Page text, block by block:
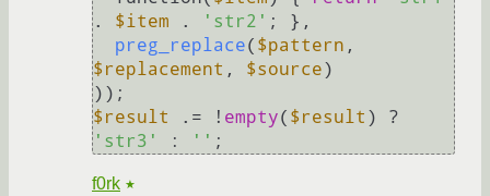
. $item . 'str2' ; },
preg_replace( $pattern
$replacement , $source)
$result
.= ! empty( $result
'str3'
: ''
f0rk ★